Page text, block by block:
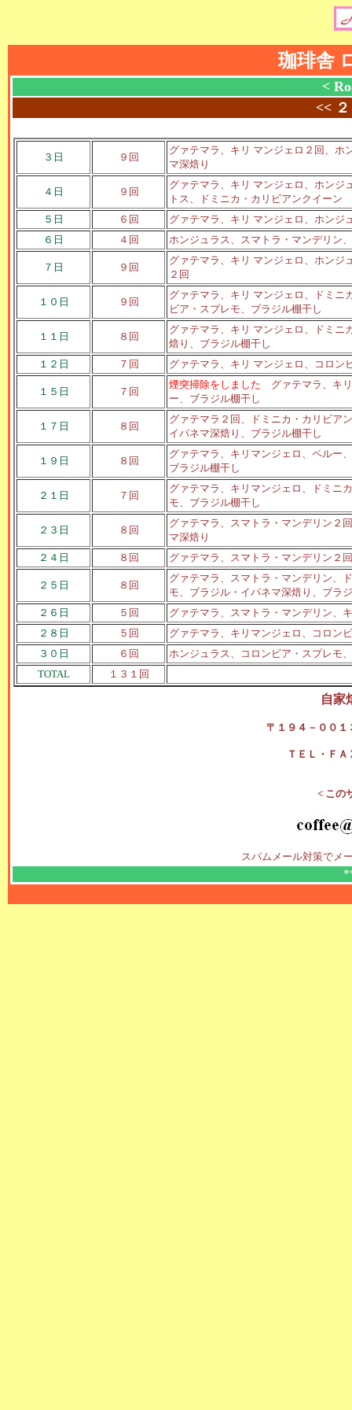
珈琲舎
<
<<
３日 ９回
グァテマラ、キリ マンジェロ２回、ホ
マ深焙り
４日 ９回
グァテマラ、キリ マンジェロ、ホンジ
トス、ドミニカ・カリビアンクイーン
５日
６回
グァテマラ、キリ マンジェロ、ホンジ
６日
４回 ホンジュラス、スマトラ・マンデリン
７日 ９回
グァテマラ、キリ マンジェロ、ホンジ
２回
１０日 ９回
グァテマラ、キリ マンジェロ、ドミニ
ビア・スプレモ、ブラジル棚干し
１１日 ８回
グァテマラ、キリ マンジェロ、ドミニ
焙り、ブラジル棚干し
１２日
７回 グァテマラ、キリ マンジェロ、コロン
１５日 ７回
煙突掃除をしました
グァテマラ、キ
ー、ブラジル棚干し
１７日 ８回
グァテマラ２回、ドミニカ・カリビア
イパネマ深焙り、ブラジル棚干し
１９日 ８回
グァテマラ、キリマンジェロ、ペルー
ブラジル棚干し
２１日 ７回
グァテマラ、キリマンジェロ、ドミニ
モ、ブラジル棚干し
２３日 ８回
グァテマラ、スマトラ・マンデリン２
マ深焙り
２４日
８回 グァテマラ、スマトラ・マンデリン２
２５日 ８回
グァテマラ、スマトラ・マンデリン、
モ、ブラジル・イパネマ深焙り、ブラ
２６日
５回
グァテマラ、スマトラ・マンデリン、
２８日
５回
グァテマラ、キリマンジェロ、コロン
３０日
６回
ホンジュラス、コロンビア・スプレモ
TOTAL
１３１回
自家
〒１９４－００１
ＴＥＬ・Ｆ
< この
スパムメール対策でメ